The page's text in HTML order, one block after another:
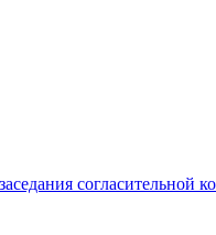
согласительной